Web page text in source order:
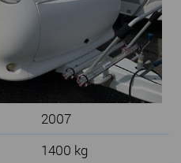
2007
1400 kg